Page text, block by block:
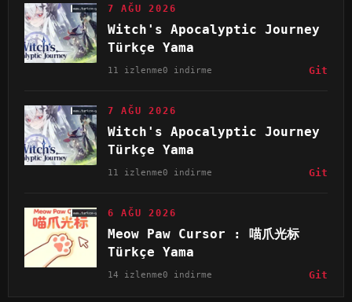
7 AĞU 2026
Witch's Apocalyptic Journey
Türkçe Yama
11 izlenme0 indirme Git
7 AĞU 2026
Witch's Apocalyptic Journey
Türkçe Yama
11 izlenme0 indirme Git
6 AĞU 2026
Meow Paw Cursor : 喵爪光标
Türkçe Yama
14 izlenme0 indirme Git